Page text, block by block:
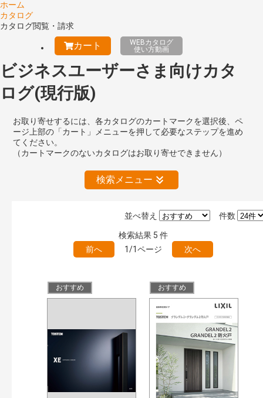
ホーム
カタログ
カタログ閲覧・請求
カート
WEBカタログ
使い方動画
ビジネスユーザーさま向けカタ
ログ(現行版)
お取り寄せするには、各カタログのカートマークを選択後、ペ
ージ上部の「カート」メニューを押して必要なステップを進め
てください。
（カートマークのないカタログはお取り寄せできません）
検索メニュー
絞り込みの解除
旧版（WEBカタログ）
キーワード検索（あいまい）
目次も検索 検 索
おすすめハッシュタグ
まずはここから（7）
施工イメージ・アイデア集（5）
リフォームおすすめ（6）
省エネ住宅関連（2）
件数
並べ替え
検索結果 5 件
前へ
1/1ページ 次へ
おすすめ おすすめ